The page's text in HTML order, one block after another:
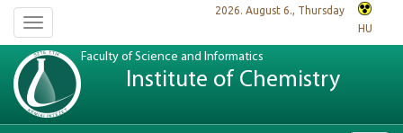
Toggle
navigation
2026. August 6., Thursday
HU
Faculty of Science and Informatics
Institute of Chemistry